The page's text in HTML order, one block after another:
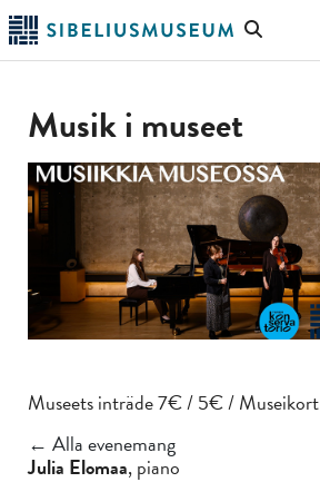
Hoppa
till
huvudinnehållet
Sök
Musik i museet
Museets inträde 7€ / 5€ / Museikort
← Alla evenemang
Julia Elomaa, piano